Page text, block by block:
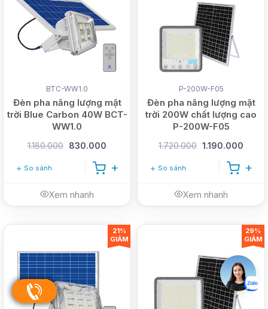
BTC-WW1.0
Đèn pha năng lượng mặt
trời Blue Carbon 40W BCT-
WW1.0
1.180.000 830.000
So sánh
Xem nhanh
P-200W-F05
Đèn pha năng lượng mặt
trời 200W chất lượng cao
P-200W-F05
1.720.000 1.190.000
So sánh
Xem nhanh
21%
GIẢM
29%
GIẢM